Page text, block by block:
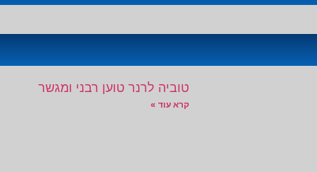
טוביה לרנר טוען רבני ומגשר
קרא עוד »